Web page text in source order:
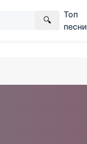
🔍
Топ
песни